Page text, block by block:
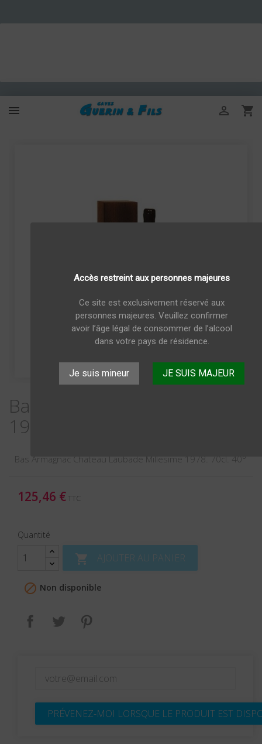
Accès restreint aux personnes majeures
Ce site est exclusivement réservé aux
personnes majeures. Veuillez confirmer
avoir l’âge légal de consommer de l’alcool
dans votre pays de résidence.
Je suis mineur JE SUIS MAJEUR
 

Bas Armagnac Millesime
1978 Chateau Laubade 70cl
Bas Armagnac Chateau Laubade Millesime 1978. 70cl. 40°
125,46 € TTC
Quantité
 AJOUTER AU PANIER
 Non disponible
Partager Tweet
PRÉVENEZ-MOI LORSQUE LE PRODUIT EST